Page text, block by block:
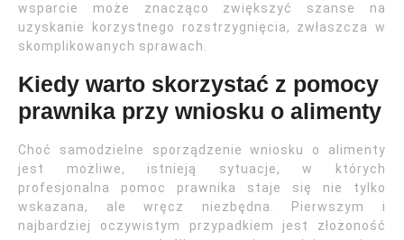
wsparcie może znacząco zwiększyć szanse na
uzyskanie korzystnego rozstrzygnięcia, zwłaszcza w
skomplikowanych sprawach.
Kiedy warto skorzystać z pomocy
prawnika przy wniosku o alimenty
Choć samodzielne sporządzenie wniosku o alimenty
jest możliwe, istnieją sytuacje, w których
profesjonalna pomoc prawnika staje się nie tylko
wskazana, ale wręcz niezbędna. Pierwszym i
najbardziej oczywistym przypadkiem jest złożoność